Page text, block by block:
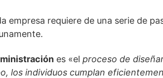
empresa requiere de una serie de
es «el proceso de
los individuos cumplan